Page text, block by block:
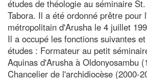
études de théologie au séminaire
Tabora. Il a été ordonné prêtre pour
métropolitain d'Arusha le 4 juillet
Il a occupé les fonctions suivantes
études : Formateur au petit
Aquinas d'Arusha à Oldonyosambu
Chancelier de l'archidiocèse (2000-